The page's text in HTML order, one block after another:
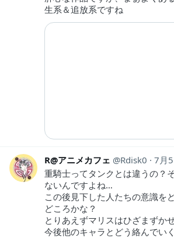
生系＆追放系ですね
R@アニメカフェ Rdisk0
7月
重騎士ってタンクとは違うの？
ないんですよね…
この後見下した人たちの意識を
どころかな？
とりあえずマリスはひざまずか
今後他のキャラとどう絡んでい